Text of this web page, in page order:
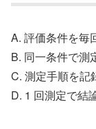
A. 評価条件を毎
B. 同一条件で測
C. 測定手順を記
D. 1 回測定で結